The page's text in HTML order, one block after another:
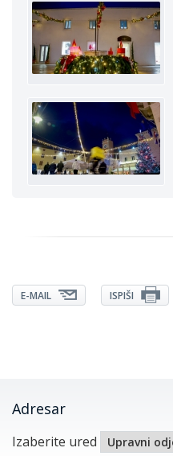
E-MAIL ISPIŠI
Adresar
Izaberite ured